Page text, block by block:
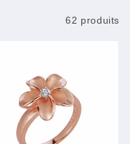
62 produits